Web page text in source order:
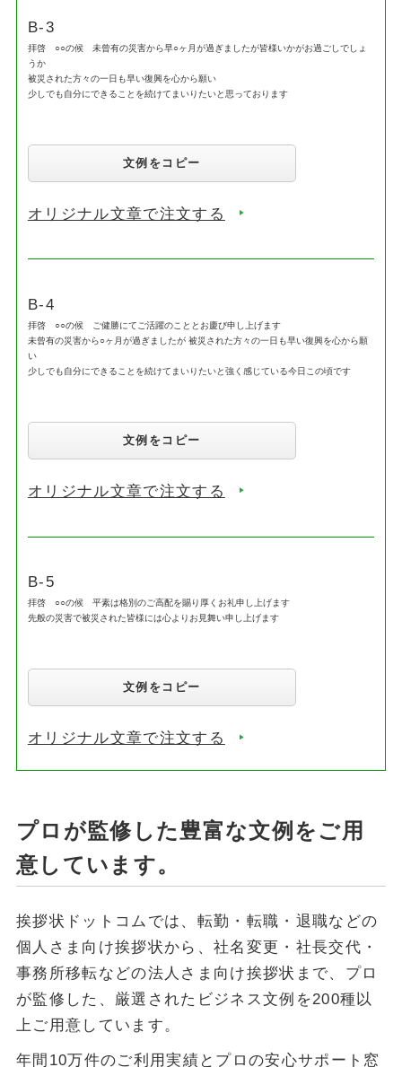
B-3
拝啓 ○○の候 未曾有の災害から早○ヶ月が過ぎましたが皆様いかがお過ごしでしょ
うか
被災された方々の一日も早い復興を心から願い
少しでも自分にできることを続けてまいりたいと思っております
文例をコピー
オリジナル文章で注文する
B-4
拝啓 ○○の候 ご健勝にてご活躍のこととお慶び申し上げます
未曾有の災害から○ヶ月が過ぎましたが 被災された方々の一日も早い復興を心から願
い
少しでも自分にできることを続けてまいりたいと強く感じている今日この頃です
文例をコピー
オリジナル文章で注文する
B-5
拝啓 ○○の候 平素は格別のご高配を賜り厚くお礼申し上げます
先般の災害で被災された皆様には心よりお見舞い申し上げます
文例をコピー
オリジナル文章で注文する
プロが監修した豊富な文例をご用
意しています。
挨拶状ドットコムでは、転勤・転職・退職などの
個人さま向け挨拶状から、社名変更・社長交代・
事務所移転などの法人さま向け挨拶状まで、プロ
が監修した、厳選されたビジネス文例を200種以
上ご用意しています。
年間10万件のご利用実績とプロの安心サポート窓